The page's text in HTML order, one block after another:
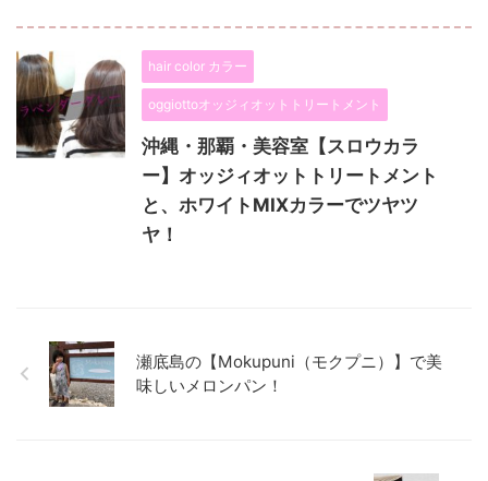
hair color カラー
oggiottoオッジィオットトリートメント
沖縄・那覇・美容室【スロウカラ
ー】オッジィオットトリートメント
と、ホワイトMIXカラーでツヤツ
ヤ！
瀬底島の【Mokupuni（モクプニ）】で美
味しいメロンパン！